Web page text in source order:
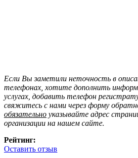
Если Вы заметили неточность в
телефонах, хотите дополнить
услугах, добавить телефон
свяжитесь с нами через форму
обязательно указывайте адрес
организации на нашем сайте.
Рейтинг:
Оставить отзыв